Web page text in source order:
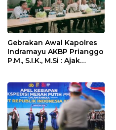
Gebrakan Awal Kapolres
Indramayu AKBP Prianggo
P.M., S.I.K., M.Si : Ajak